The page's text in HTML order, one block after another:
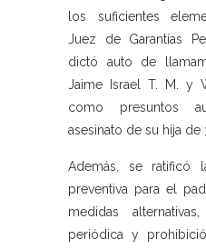
los suficientes
Juez de Garantías
dictó auto de
Jaime Israel T. M. y
como presuntos
asesinato de su hija de
Además, se ratificó
preventiva para el
medidas
periódica y